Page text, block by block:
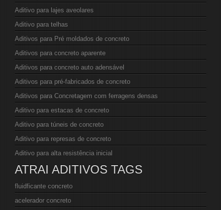
Aditivo para lajes aveolares
Aditivo para telhas
Aditivos para Pré moldados de concreto
Aditivos para concreto aparente
Aditivos para concreto auto adensável
Aditivos para pré-fabricados de concreto
Aditivos para Concretagem com ferragens densas
Aditivo para estacas de concreto
Aditivo para túneis de concreto
Aditivo para represas de concreto
Aditivo para alta resistência inicial
ATRAI ADITIVOS TAGS
fluidficante concreto
acelerador concreto